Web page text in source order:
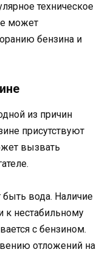
техническое
может
бензина и
из причин
присутствуют
вызвать
вода. Наличие
к нестабильному
с бензином.
отложений на